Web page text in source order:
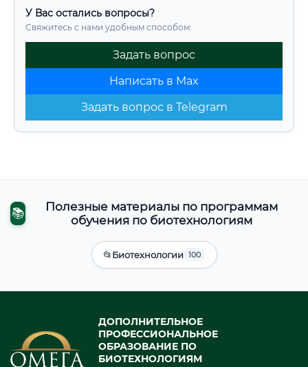
У Вас остались вопросы?
Свяжитесь с нами удобным способом:
Задать вопрос
Написать в Max
Задать вопрос в Telegram
📚
Полезные материалы по программам
обучения по биотехнологиям
📂Биотехнологии 100
ДОПОЛНИТЕЛЬНОЕ
ПРОФЕССИОНАЛЬНОЕ
ОБРАЗОВАНИЕ ПО
БИОТЕХНОЛОГИЯМ